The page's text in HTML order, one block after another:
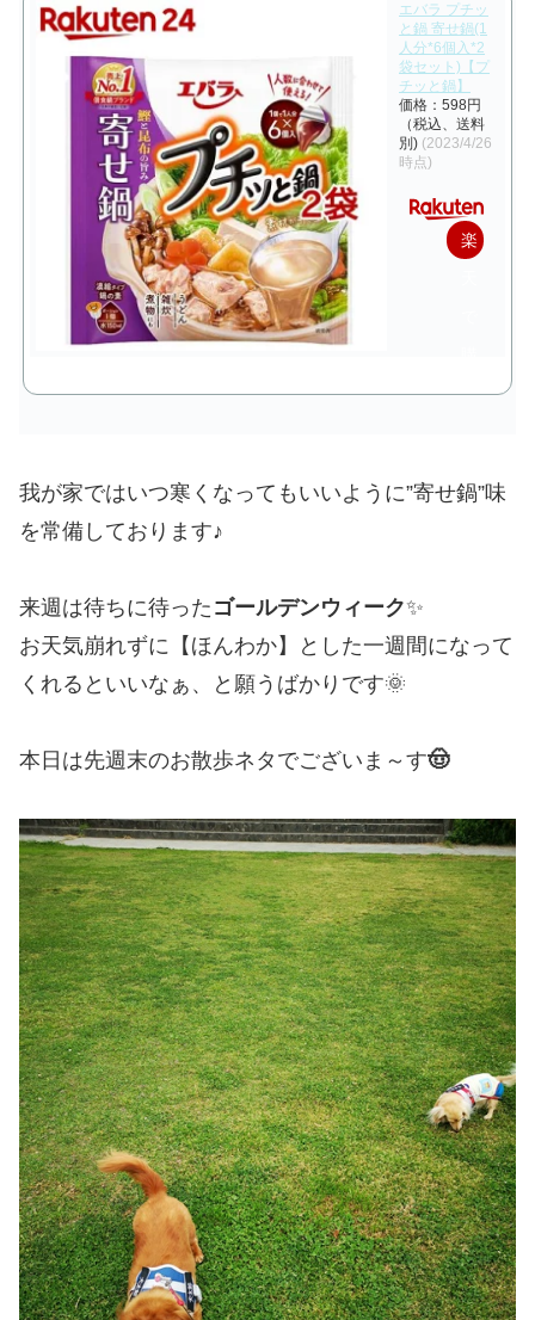
エバラ プチッ
と鍋 寄せ鍋(1
人分*6個入*2
袋セット)【プ
チッと鍋】
価格：598円
（税込、送料
別) (2023/4/26
時点)
楽
入
我が家ではいつ寒くなってもいいように”寄せ鍋”味
を常備しております♪
来週は待ちに待った ゴールデンウィーク✨
お天気崩れずに【ほんわか】とした一週間になって
くれるといいなぁ、と願うばかりです🌞
本日は先週末のお散歩ネタでございま～す🤠